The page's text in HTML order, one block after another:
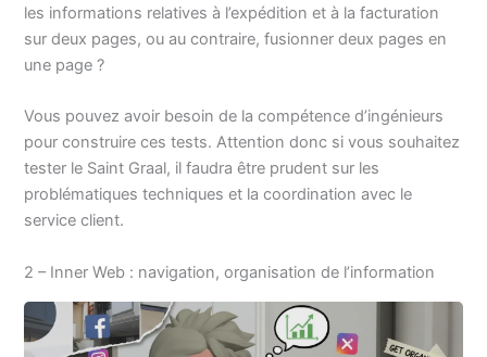
les informations relatives à l’expédition et à la facturation
sur deux pages, ou au contraire, fusionner deux pages en
une page ?
Vous pouvez avoir besoin de la compétence d’ingénieurs
pour construire ces tests. Attention donc si vous souhaitez
tester le Saint Graal, il faudra être prudent sur les
problématiques techniques et la coordination avec le
service client.
2 – Inner Web : navigation, organisation de l’information